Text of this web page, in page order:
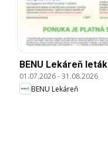
BENU Lekáreň leták
01.07.2026-31.08.2026
BENU Lekáreň